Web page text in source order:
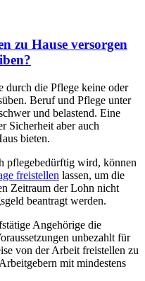
zu Hause versorgen
durch die Pflege keine oder
Beruf und Pflege unter
und belastend. Eine
Sicherheit aber auch
bieten.
pflegebedürftig wird, können
freistellen lassen, um die
Zeitraum der Lohn nicht
beantragt werden.
Angehörige die
unbezahlt für
von der Arbeit freistellen zu
mit mindestens